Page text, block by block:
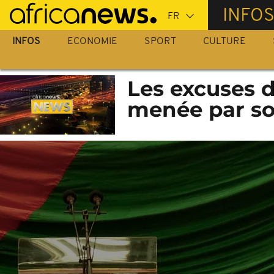
Passer
au
contenu
INFOS
INFOS ECONOMIE SPORT CULTURE
Les excuses
menée par